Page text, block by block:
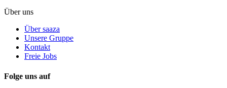
Über uns
Über saaza
Unsere Gruppe
Kontakt
Freie Jobs
Folge uns auf